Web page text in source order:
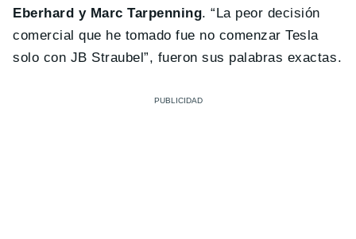
Eberhard y Marc Tarpenning. “La peor decisión
comercial que he tomado fue no comenzar Tesla
solo con JB Straubel”, fueron sus palabras exactas.